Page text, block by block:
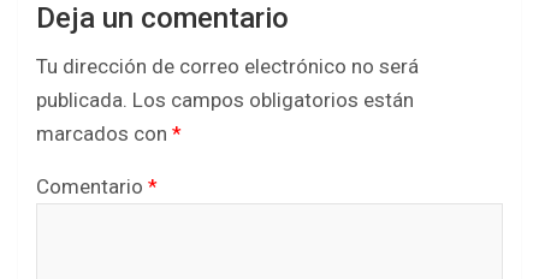
Deja un comentario
Tu dirección de correo electrónico no será
publicada. Los campos obligatorios están
marcados con *
Comentario *